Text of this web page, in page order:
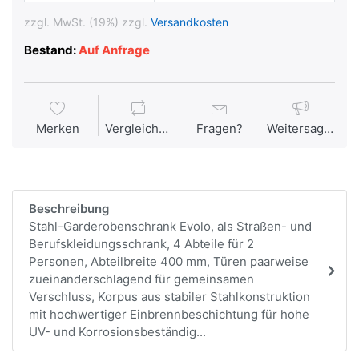
zzgl. MwSt. (19%) zzgl. Versandkosten
Bestand:Auf Anfrage
Merken Vergleichen Fragen? Weitersagen
Beschreibung
Stahl-Garderobenschrank Evolo, als Straßen- und
Berufskleidungsschrank, 4 Abteile für 2
Personen, Abteilbreite 400 mm, Türen paarweise
zueinanderschlagend für gemeinsamen
Verschluss, Korpus aus stabiler Stahlkonstruktion
mit hochwertiger Einbrennbeschichtung für hohe
UV- und Korrosionsbeständig...